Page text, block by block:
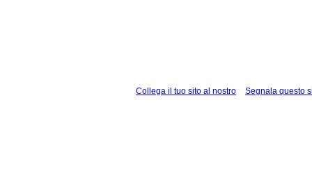
Collega il tuo sito al nostro Segnala questo